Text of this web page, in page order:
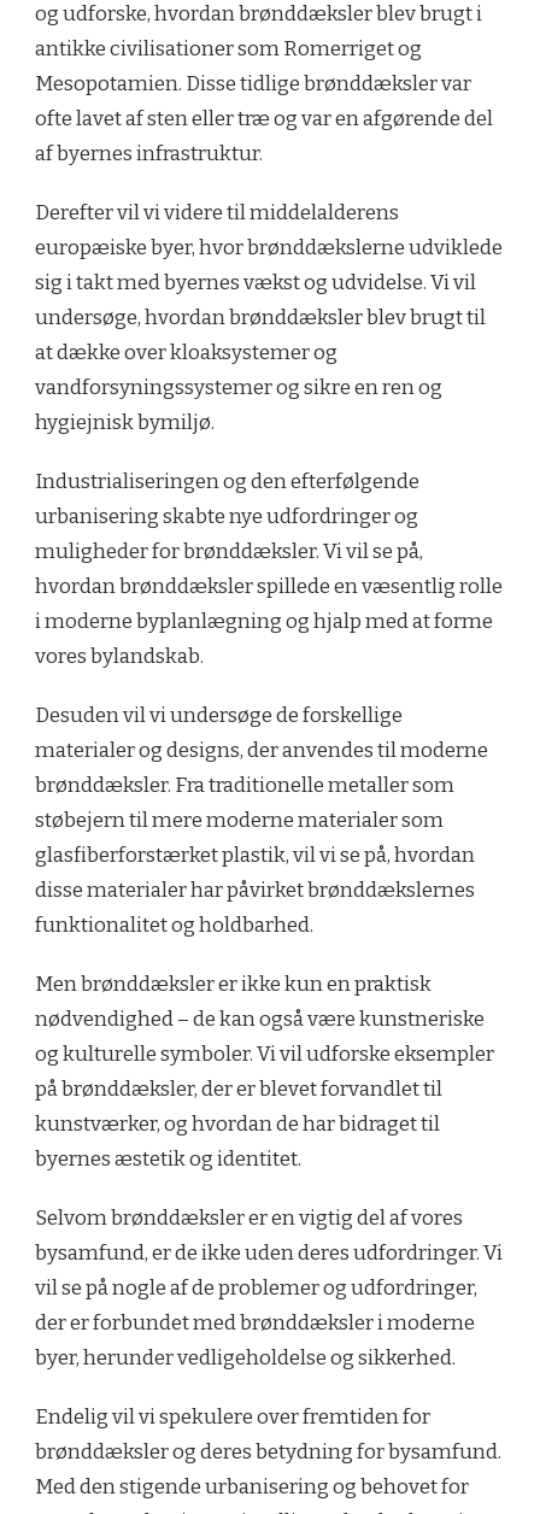
og udforske, hvordan brønddæksler blev brugt i
antikke civilisationer som Romerriget og
Mesopotamien. Disse tidlige brønddæksler var
ofte lavet af sten eller træ og var en afgørende del
af byernes infrastruktur.
Derefter vil vi videre til middelalderens
europæiske byer, hvor brønddækslerne udviklede
sig i takt med byernes vækst og udvidelse. Vi vil
undersøge, hvordan brønddæksler blev brugt til
at dække over kloaksystemer og
vandforsyningssystemer og sikre en ren og
hygiejnisk bymiljø.
Industrialiseringen og den efterfølgende
urbanisering skabte nye udfordringer og
muligheder for brønddæksler. Vi vil se på,
hvordan brønddæksler spillede en væsentlig rolle
i moderne byplanlægning og hjalp med at forme
vores bylandskab.
Desuden vil vi undersøge de forskellige
materialer og designs, der anvendes til moderne
brønddæksler. Fra traditionelle metaller som
støbejern til mere moderne materialer som
glasfiberforstærket plastik, vil vi se på, hvordan
disse materialer har påvirket brønddækslernes
funktionalitet og holdbarhed.
Men brønddæksler er ikke kun en praktisk
nødvendighed – de kan også være kunstneriske
og kulturelle symboler. Vi vil udforske eksempler
på brønddæksler, der er blevet forvandlet til
kunstværker, og hvordan de har bidraget til
byernes æstetik og identitet.
Selvom brønddæksler er en vigtig del af vores
bysamfund, er de ikke uden deres udfordringer. Vi
vil se på nogle af de problemer og udfordringer,
der er forbundet med brønddæksler i moderne
byer, herunder vedligeholdelse og sikkerhed.
Endelig vil vi spekulere over fremtiden for
brønddæksler og deres betydning for bysamfund.
Med den stigende urbanisering og behovet for